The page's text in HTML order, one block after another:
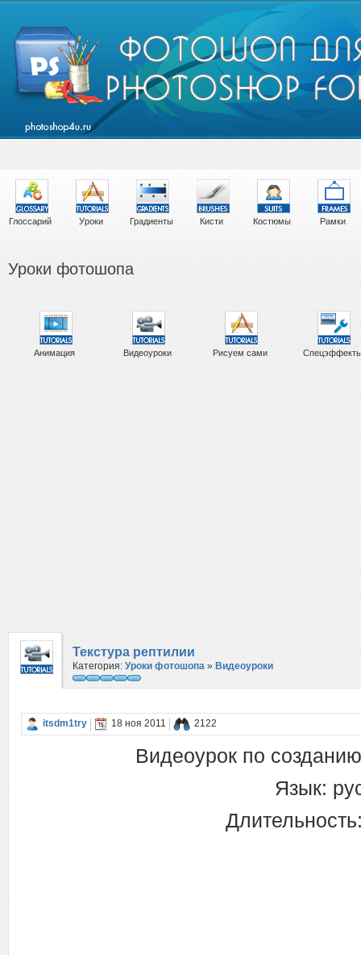
Глоссарий Уроки Градиенты Кисти Костюмы Рамки
Уроки фотошопа
Анимация Видеоуроки Рисуем сами
Текстура рептилии
Категория: Уроки фотошопа » Видеоуроки
itsdm1try 18 ноя 2011 2122
Видеоурок по
Язык: